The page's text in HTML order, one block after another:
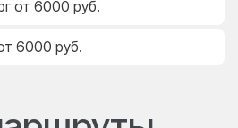
от 6000 руб.
6000 руб.